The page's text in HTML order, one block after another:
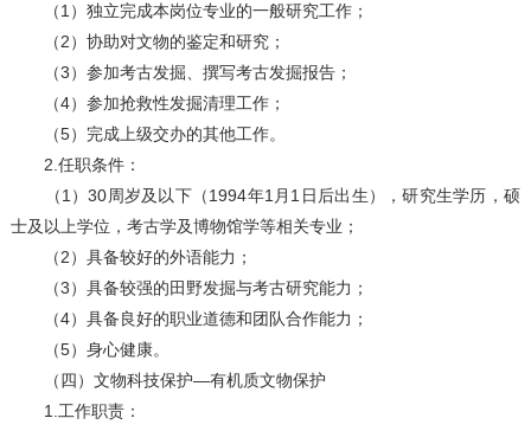
（1）独立完成本岗位专业的一般研究工作；
（2）协助对文物的鉴定和研究；
（3）参加考古发掘、撰写考古发掘报告；
（4）参加抢救性发掘清理工作；
（5）完成上级交办的其他工作。
2.任职条件：
（1）30周岁及以下（1994年1月1日后出生），研究生学历，硕
士及以上学位，考古学及博物馆学等相关专业；
（2）具备较好的外语能力；
（3）具备较强的田野发掘与考古研究能力；
（4）具备良好的职业道德和团队合作能力；
（5）身心健康。
（四）文物科技保护—有机质文物保护
1.工作职责：